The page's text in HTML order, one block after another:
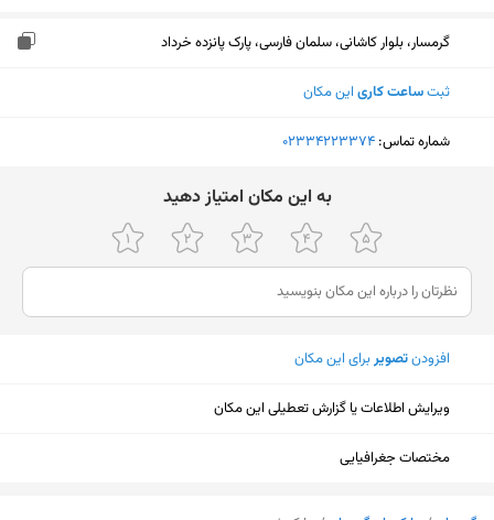
گرمسار، بلوار کاشانی، سلمان فارسی، پارک پانزده خرداد
ثبتساعت کاری این مکان
شماره تماس: ‎02334223374
ﺑﻪ اﯾﻦ ﻣﮑﺎن اﻣﺘﯿﺎز دﻫﯿﺪ
افزودنتصویربرای این مکان
ویرایش اطلاعات یا گزارش تعطیلی این مکان
مختصات جغرافیایی